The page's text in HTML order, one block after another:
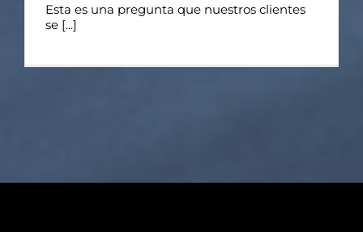
Esta es una pregunta que nuestros clientes
se [...]